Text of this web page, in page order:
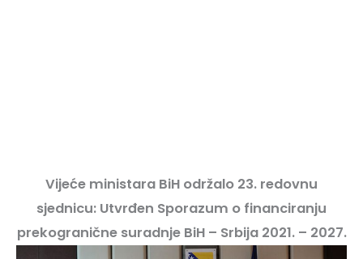
Vijeće ministara BiH održalo 23. redovnu
sjednicu: Utvrđen Sporazum o financiranju
prekogranične suradnje BiH – Srbija 2021. – 2027.